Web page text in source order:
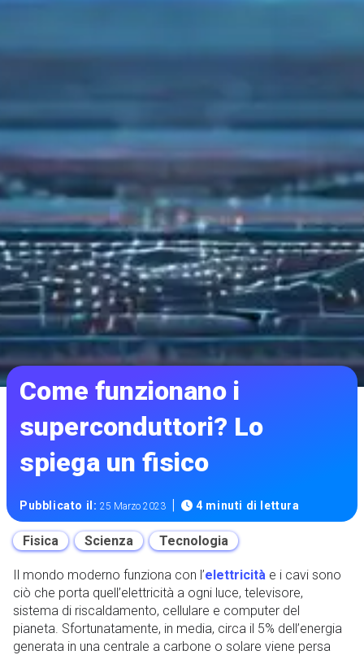
Come funzionano i
superconduttori? Lo
spiega un fisico
Pubblicato il:25 Marzo 2023 | 4 minuti di lettura
Fisica Scienza Tecnologia
Il mondo moderno funziona con l’elettricità e i cavi sono
ciò che porta quell’elettricità a ogni luce, televisore,
sistema di riscaldamento, cellulare e computer del
pianeta. Sfortunatamente, in media, circa il 5% dell’energia
generata in una centrale a carbone o solare viene persa